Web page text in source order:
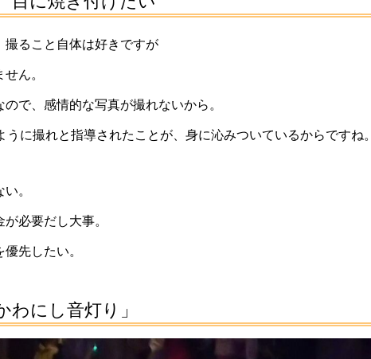
ること自体は好きですが
ん。
で、感情的な写真が撮れないから。
に撮れと指導されたことが、身に沁みついているからですね。
。
必要だし大事。
先したい。
にし音灯り」